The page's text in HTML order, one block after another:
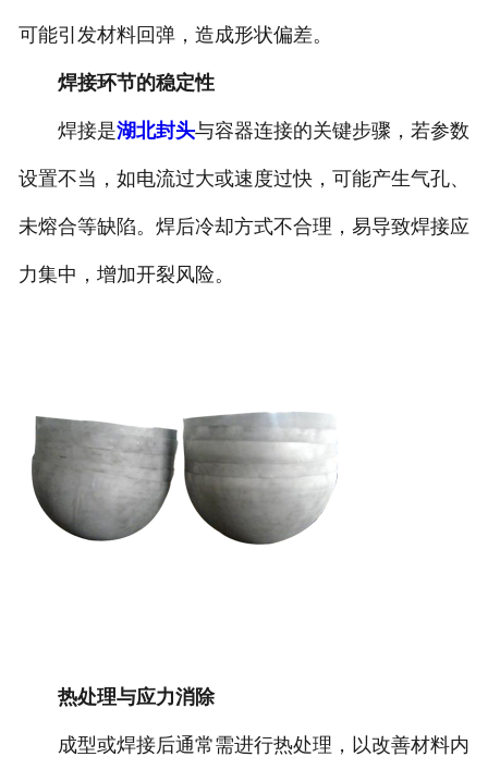
可能引发材料回弹，造成形状偏差。
焊接环节的稳定性
焊接是湖北封头与容器连接的关键步骤，若参数
设置不当，如电流过大或速度过快，可能产生气孔、
未熔合等缺陷。焊后冷却方式不合理，易导致焊接应
力集中，增加开裂风险。
热处理与应力消除
成型或焊接后通常需进行热处理，以改善材料内